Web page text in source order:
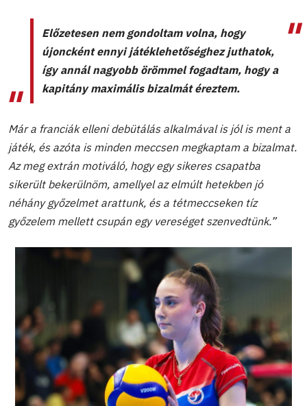
Előzetesen nem gondoltam volna, hogy
újoncként ennyi játéklehetőséghez juthatok,
így annál nagyobb örömmel fogadtam, hogy a
kapitány maximális bizalmát éreztem.
Már a franciák elleni debütálás alkalmával is jól is ment a
játék, és azóta is minden meccsen megkaptam a bizalmat.
Az meg extrán motiváló, hogy egy sikeres csapatba
sikerült bekerülnöm, amellyel az elmúlt hetekben jó
néhány győzelmet arattunk, és a tétmeccseken tíz
győzelem mellett csupán egy vereséget szenvedtünk.”